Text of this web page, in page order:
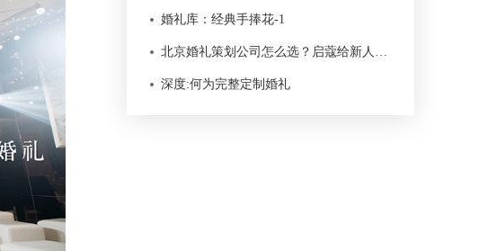
婚礼库：经典手捧花-1
深度:何为完整定制婚礼